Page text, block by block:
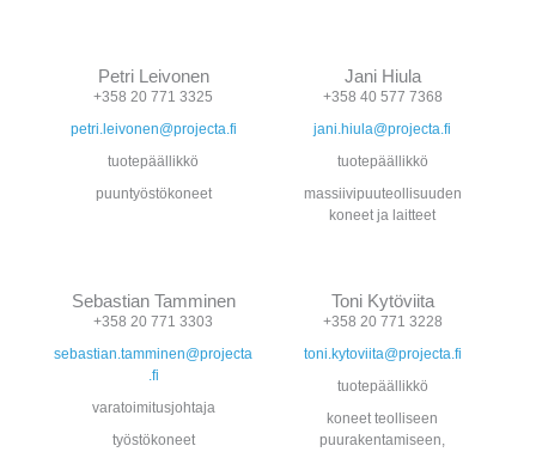
Petri Leivonen
+358 20 771 3325
petri.leivonen@projecta.fi
tuotepäällikkö
puuntyöstökoneet
Jani Hiula
+358 40 577 7368
jani.hiula@projecta.fi
tuotepäällikkö
massiivipuuteollisuuden
koneet ja laitteet
Sebastian Tamminen
+358 20 771 3303
sebastian.tamminen@projecta
.fi
varatoimitusjohtaja
työstökoneet
Toni Kytöviita
+358 20 771 3228
toni.kytoviita@projecta.fi
tuotepäällikkö
koneet teolliseen
puurakentamiseen,